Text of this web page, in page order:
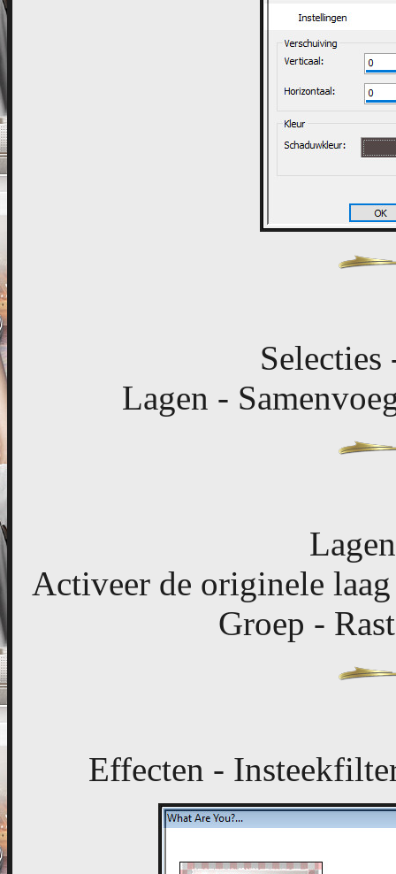
Selecties
Lagen -
Activeer de originele
Groep -
Effecten -